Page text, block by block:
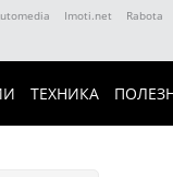
Imoti.net Rabota
ТЕХНИКА